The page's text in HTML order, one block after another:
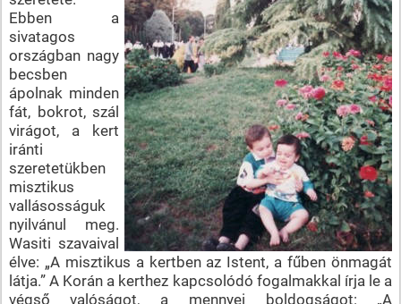
Ebben a
sivatagos
országban nagy
becsben
ápolnak minden
fát, bokrot, szál
virágot, a kert
iránti
szeretetükben
misztikus
vallásosságuk
nyilvánul meg.
Wasiti szavaival
élve: „A misztikus a kertben az Istent, a fűben önmagát
látja.” A Korán a kerthez kapcsolódó fogalmakkal írja le a
végső valóságot, a mennyei boldogságot: „A